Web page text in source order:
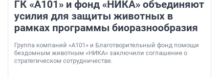
ГК «А101» и фонд «НИКА» объединяют
усилия для защиты животных в
рамках программы биоразнообразия
Группа компаний «А101» и Благотворительный фонд помощи
бездомным животным «НИКА» заключили соглашение о
стратегическом сотрудничестве.